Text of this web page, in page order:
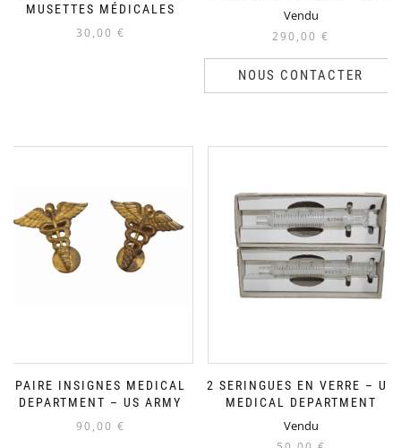
MUSETTES MÉDICALES
30,00 €
Vendu
290,00 €
NOUS CONTACTER
PAIRE INSIGNES MEDICAL
DEPARTMENT – US ARMY
90,00 €
2 SERINGUES EN VERRE – US
MEDICAL DEPARTMENT
Vendu